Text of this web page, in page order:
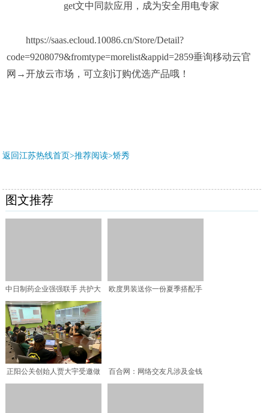
get文中同款应用，成为安全用电专家
https://saas.ecloud.10086.cn/Store/Detail?
code=9208079&fromtype=morelist&appid=2859垂询移动云官
网→开放云市场，可立刻订购优选产品哦！
返回江苏热线首页>推荐阅读>矫秀
图文推荐
中日制药企业强强联手 共护大
众咽喉健康
欧度男装送你一份夏季搭配手
正阳公关创始人贾大宇受邀做
百合网：网络交友凡涉及金钱